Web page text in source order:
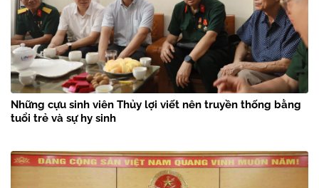
Những cựu sinh viên Thủy lợi viết nên truyền thống bằng
tuổi trẻ và sự hy sinh